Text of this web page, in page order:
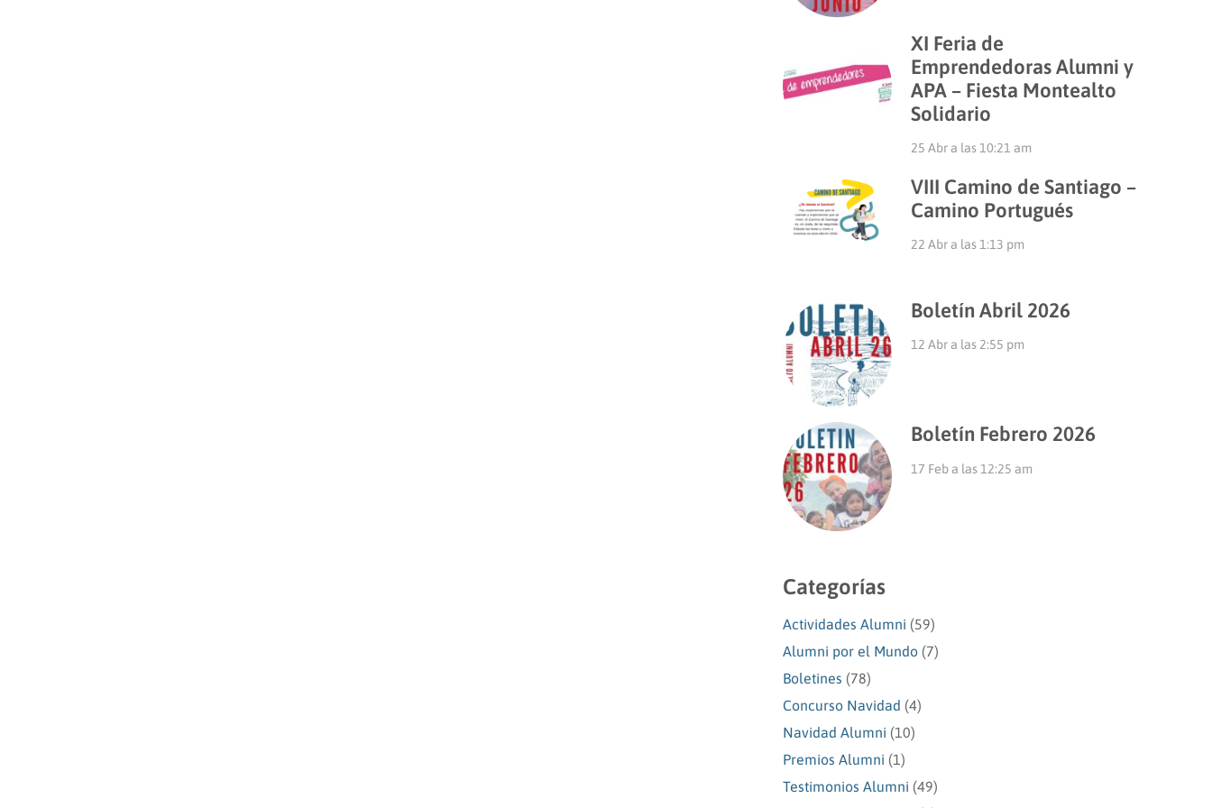
XI Feria de
Emprendedoras Alumni y
APA – Fiesta Montealto
Solidario
25 Abr a las 10:21 am
VIII Camino de Santiago –
Camino Portugués
22 Abr a las 1:13 pm
Boletín Abril 2026
12 Abr a las 2:55 pm
Boletín Febrero 2026
17 Feb a las 12:25 am
Categorías
Actividades Alumni (59)
Alumni por el Mundo (7)
Boletines (78)
Concurso Navidad (4)
Navidad Alumni (10)
Premios Alumni (1)
Testimonios Alumni (49)